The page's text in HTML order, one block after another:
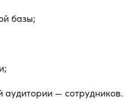
базы;
аудитории — сотрудников.